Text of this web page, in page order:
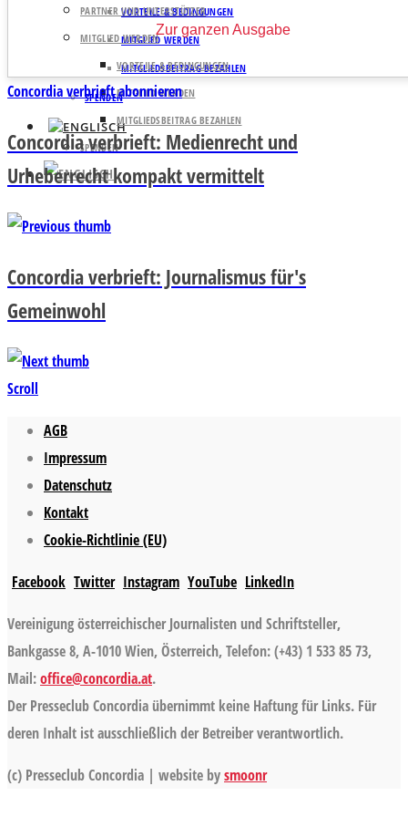
VORTEILE & BEDINGUNGEN
MITGLIED WERDEN
MITGLIEDSBEITRAG BEZAHLEN
SPENDEN
PARTNER UND UNTERSTÜTZER
MITGLIED WERDEN
VORTEILE & BEDINGUNGEN
MITGLIED WERDEN
MITGLIEDSBEITRAG BEZAHLEN
SPENDEN
Zur ganzen Ausgabe
Concordia verbrieft abonnieren
Concordia verbrieft: Medienrecht und
Urheberrecht kompakt vermittelt
Concordia verbrieft: Journalismus für's
Gemeinwohl
Scroll
AGB
Impressum
Datenschutz
Kontakt
Cookie-Richtlinie (EU)
Facebook Twitter Instagram YouTube LinkedIn
Vereinigung österreichischer Journalisten und Schriftsteller,
Bankgasse 8, A-1010 Wien, Österreich, Telefon: (+43) 1 533 85 73,
Mail:office@concordia.at.
Der Presseclub Concordia übernimmt keine Haftung für Links. Für
deren Inhalt ist ausschließlich der Betreiber verantwortlich.
(c) Presseclub Concordia | website bysmoonr